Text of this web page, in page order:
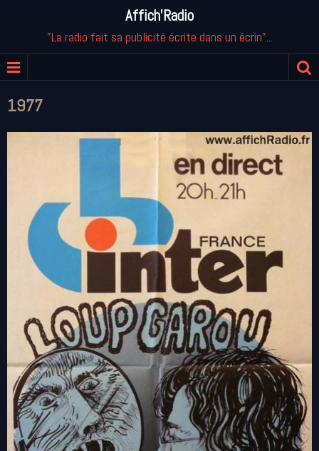
Affich'Radio
"La radio fait sa publicité écrite dans un écrin"...
1977